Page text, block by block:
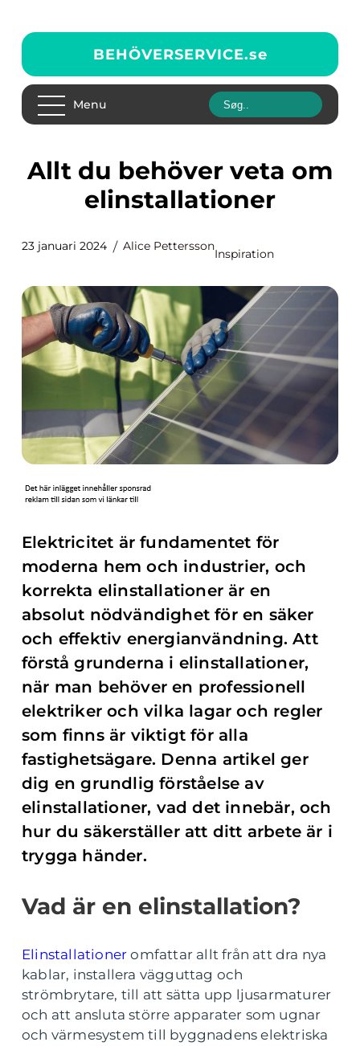
BEHÖVERSERVICE.se
Menu
Allt du behöver veta om
elinstallationer
23 januari 2024 Alice Pettersson
Inspiration
Elektricitet är fundamentet för
moderna hem och industrier, och
korrekta elinstallationer är en
absolut nödvändighet för en säker
och effektiv energianvändning. Att
förstå grunderna i elinstallationer,
när man behöver en professionell
elektriker och vilka lagar och regler
som finns är viktigt för alla
fastighetsägare. Denna artikel ger
dig en grundlig förståelse av
elinstallationer, vad det innebär, och
hur du säkerställer att ditt arbete är i
trygga händer.
Vad är en elinstallation?
Elinstallationer omfattar allt från att dra nya
kablar, installera vägguttag och
strömbrytare, till att sätta upp ljusarmaturer
och att ansluta större apparater som ugnar
och värmesystem till byggnadens elektriska